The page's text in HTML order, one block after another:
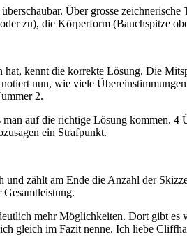
Über grosse
zu), die Körperform (Bauchspitze
hat, kennt die korrekte Lösung. Die
nun, wie viele
2.
auf die richtige Lösung kommen. 4
ein Strafpunkt.
und zählt am Ende die Anzahl der
mehr Möglichkeiten. Dort gibt es
gleich im Fazit nenne. Ich liebe